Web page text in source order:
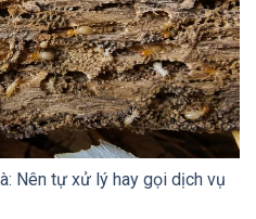
Nên tự xử lý hay gọi dịch vụ